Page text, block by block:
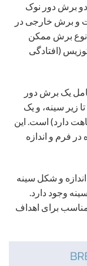
برش دور نوک
و برش خارجی در
نوع برش ممکن
(افتادگی
یک برش دور
زیر سینه، و یک
دارد) است. این
فرم و اندازه
و شکل سینه
وجود دارد.
برای اهداف